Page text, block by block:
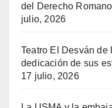
del Derecho
julio, 2026
Teatro El Desván de
dedicación de sus
17 julio, 2026